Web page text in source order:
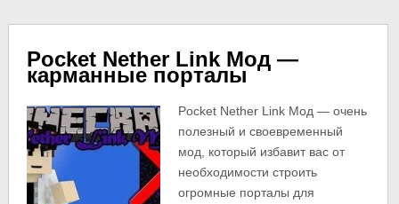
Pocket Nether Link Мод —
карманные порталы
Pocket Nether Link Мод — очень
полезный и своевременный
мод, который избавит вас от
необходимости строить
огромные порталы для